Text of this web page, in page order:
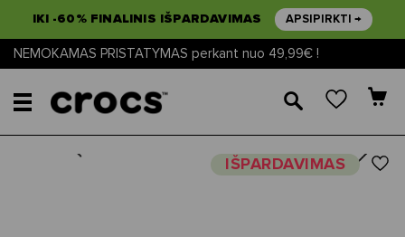
IKI -60% FINALINIS IŠPARDAVIMAS APSIPIRKTI →
NEMOKAMAS PRISTATYMAS perkant nuo 49,99€ !
🔎
IŠPARDAVIMASNext